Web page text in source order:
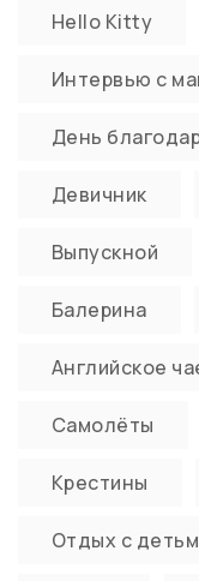
Hello Kitty
Интервью с
День
Девичник
Выпускной
Балерина
Английское
Самолёты
Крестины
Отдых с